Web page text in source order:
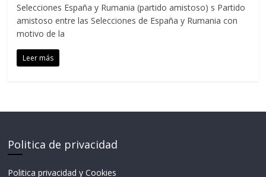
Selecciones España y Rumania (partido amistoso) s Partido
amistoso entre las Selecciones de España y Rumania con
motivo de la
Leer más
Politica de privacidad
Politica privacidad y Cookies